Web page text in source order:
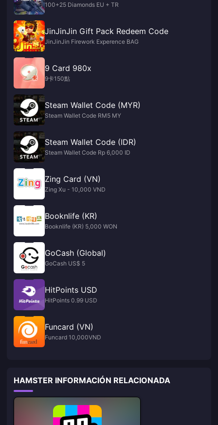
100+25 Diamonds EU + TR
JinJinJin Gift Pack Redeem Code
JinJinJin Firework Experence BAG
9 Card 980x
9卡150點
Steam Wallet Code (MYR)
Steam Wallet Code RM5 MY
Steam Wallet Code (IDR)
Steam Wallet Code Rp 6,000 ID
Zing Card (VN)
Zing Xu - 10,000 VND
Booknlife (KR)
Booknlife (KR) 5,000 WON
GoCash (Global)
GoCash US$ 5
HitPoints USD
HitPoints 0.99 USD
Funcard (VN)
Funcard 10,000VND
HAMSTER INFORMACIÓN RELACIONADA